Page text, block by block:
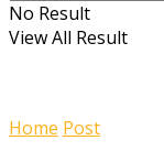
No Result
View All Result
Home Post